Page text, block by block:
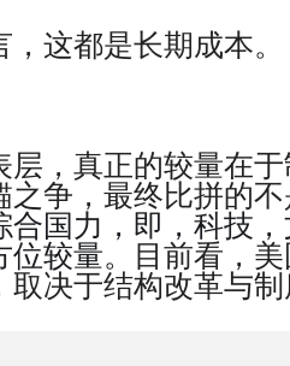
这都是长期成本。
层，真正的较量在
之争，最终比拼的
合国力，即，科技
较量。
目前看，
取决于结构改革与